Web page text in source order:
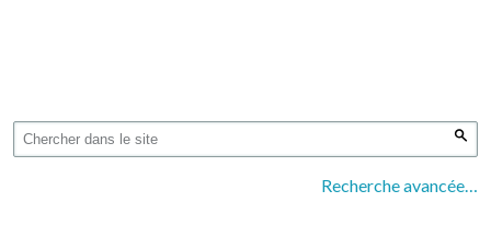
Recherche avancée…